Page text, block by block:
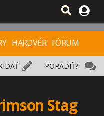
HARDVÉR FÓRUM
PORADIŤ?
Stag